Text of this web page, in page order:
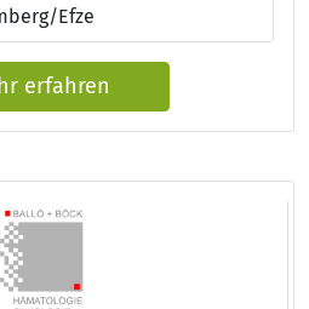
Efze
erfahren